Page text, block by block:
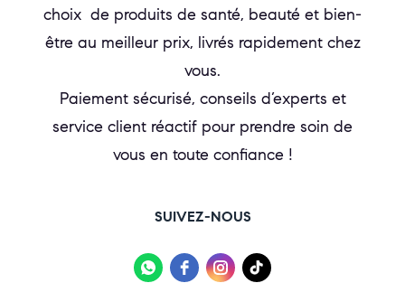
choix de produits de santé, beauté et bien-
être au meilleur prix, livrés rapidement chez
vous.
Paiement sécurisé, conseils d’experts et
service client réactif pour prendre soin de
vous en toute confiance !
SUIVEZ-NOUS